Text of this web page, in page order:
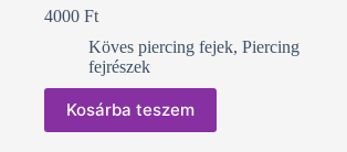
4000 Ft
Köves piercing fejek, Piercing
fejrészek
Kosárba teszem